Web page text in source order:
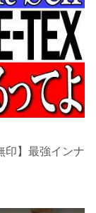
印】最強インナ